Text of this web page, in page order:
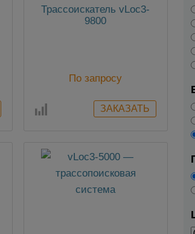
Трассоискатель vLoc3-
9800
По запросу